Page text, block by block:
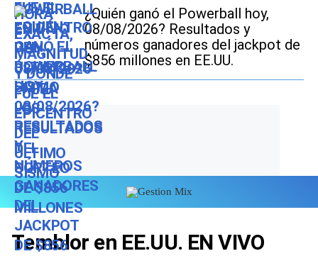
¿Quién ganó el Powerball hoy,
08/08/2026? Resultados y
números ganadores del jackpot de
$856 millones en EE.UU.